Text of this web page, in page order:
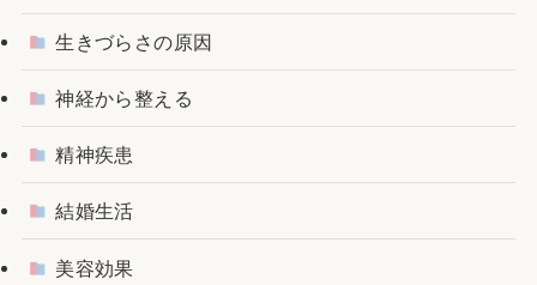
生きづらさの原因
神経から整える
精神疾患
結婚生活
美容効果